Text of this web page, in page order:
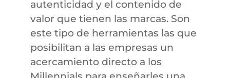
autenticidad y el contenido de
valor que tienen las marcas. Son
este tipo de herramientas las que
posibilitan a las empresas un
acercamiento directo a los